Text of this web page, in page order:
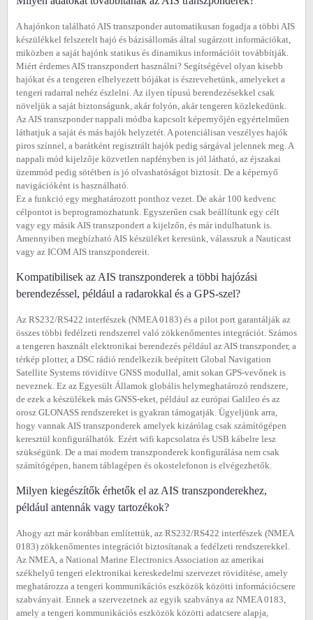
A hajónkon található AIS transzponder automatikusan fogadja a többi AIS
készülékkel felszerelt hajó és bázisállomás által sugárzott információkat,
miközben a saját hajónk statikus és dinamikus információit továbbítják.
Miért érdemes AIS transzpondert használni? Segítségével olyan kisebb
hajókat és a tengeren elhelyezett bójákat is észrevehetünk, amelyeket a
tengeri radarral nehéz észlelni. Az ilyen típusú berendezésekkel csak
növeljük a saját biztonságunk, akár folyón, akár tengeren közlekedünk.
Az AIS transzponder nappali módba kapcsolt képernyőjén egyértelműen
láthatjuk a saját és más hajók helyzetét. A potenciálisan veszélyes hajók
piros színnel, a barátként regisztrált hajók pedig sárgával jelennek meg. A
nappali mód kijelzője közvetlen napfényben is jól látható, az éjszakai
üzemmód pedig sötétben is jó olvashatóságot biztosít. De a képernyő
navigációként is használható.
Ez a funkció egy meghatározott ponthoz vezet. De akár 100 kedvenc
célpontot is beprogramozhatunk. Egyszerűen csak beállítunk egy célt
vagy egy másik AIS transzpondert a kijelzőn, és már indulhatunk is.
Amennyiben megbízható AIS készüléket keresünk, válasszuk a Nauticast
vagy az ICOM AIS transzpondereit.
Kompatibilisek az AIS transzponderek a többi hajózási
berendezéssel, például a radarokkal és a GPS-szel?
Az RS232/RS422 interfészek (NMEA 0183) és a pilot port garantálják az
összes többi fedélzeti rendszerrel való zökkenőmentes integrációt. Számos
a tengeren használt elektronikai berendezés például az AIS transzponder, a
térkép plotter, a DSC rádió rendelkezik beépített Global Navigation
Satellite Systems rövidítve GNSS modullal, amit sokan GPS-vevőnek is
neveznek. Ez az Egyesült Államok globális helymeghatározó rendszere,
de ezek a készülékek más GNSS-eket, például az európai Galileo és az
orosz GLONASS rendszereket is gyakran támogatják. Ügyeljünk arra,
hogy vannak AIS transzponderek amelyek kizárólag csak számítógépen
keresztül konfigurálhatók. Ezért wifi kapcsolatra és USB kábelre lesz
szükségünk. De a mai modern transzponderek konfigurálása nem csak
számítógépen, hanem táblagépen és okostelefonon is elvégezhetők.
Milyen kiegészítők érhetők el az AIS transzponderekhez,
például antennák vagy tartozékok?
Ahogy azt már korábban említettük, az RS232/RS422 interfészek (NMEA
0183) zökkenőmentes integrációt biztosítanak a fedélzeti rendszerekkel.
Az NMEA, a National Marine Electronics Association az amerikai
székhelyű tengeri elektronikai kereskedelmi szervezet rövidítése, amely
meghatározza a tengeri kommunikációs eszközök közötti információcsere
szabványait. Ennek a szervezetnek az egyik szabványa az NMEA 0183,
amely a tengeri kommunikációs eszközök közötti adatcsere alapja,